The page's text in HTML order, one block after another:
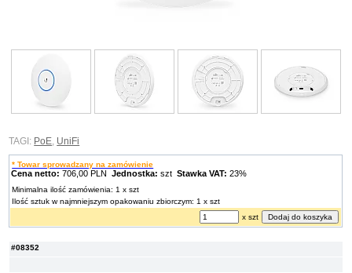
#08352
TAGI: PoE, UniFi
* Towar sprowadzany na zamówienie
Cena netto: 706,00 PLNJednostka: sztStawka VAT: 23%
Minimalna ilość zamówienia: 1 x szt
Ilość sztuk w najmniejszym opakowaniu zbiorczym: 1 x szt
x szt